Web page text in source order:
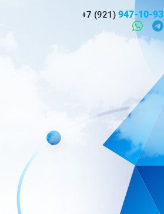
+7 (921) 947-10-93